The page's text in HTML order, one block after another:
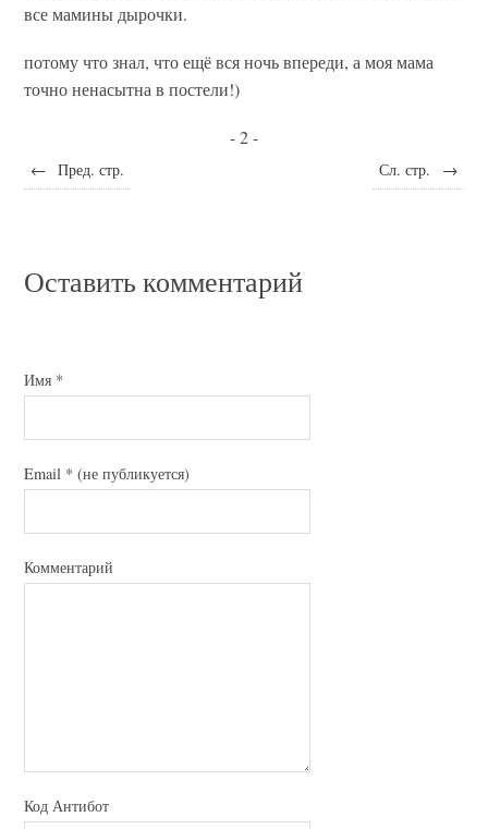
все мамины дырочки.
потому что знал, что ещё вся ночь впереди, а моя мама
точно ненасытна в постели!)
- 2 -
← Пред. стр. Сл. стр. →
Оставить комментарий
Имя *
Email * (не публикуется)
Комментарий
Код Антибот